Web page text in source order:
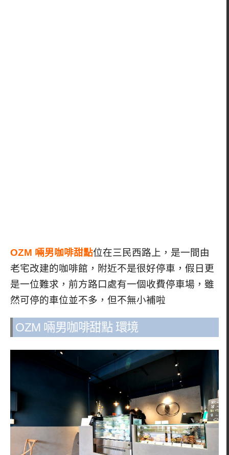
OZM 啢男咖啡甜點位在三民西路上，是一間由
老宅改建的咖啡館，附近不是很好停車，假日更
是一位難求，前方路口處有一個收費停車場，雖
然可停的車位並不多，但不無小補啦
OZM 啢男咖啡甜點 環境